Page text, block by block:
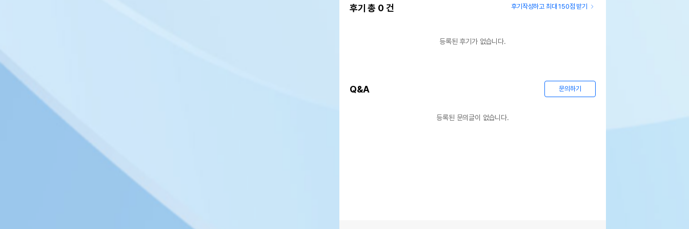
후기 총 0 건 후기작성하고 최대 150점 받기
등록된 후기가 없습니다.
Q&A 문의하기
등록된 문의글이 없습니다.